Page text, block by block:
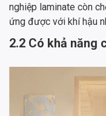
nghiệp laminate còn
ứng được với khí hậu
2.2 Có khả năng